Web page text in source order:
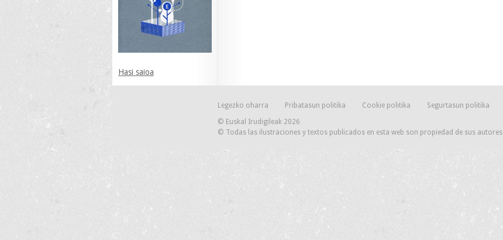
Hasi saioa
Legezko oharra Pribatasun politika Cookie politika Segurtasun politika
© Euskal Irudigileak 2026
© Todas las ilustraciones y textos publicados en esta web son propiedad de sus autores